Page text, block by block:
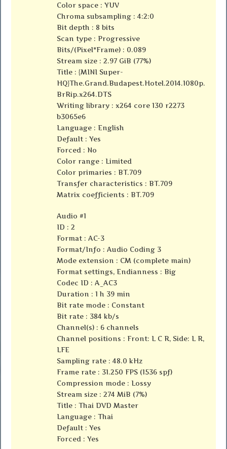
Color space : YUV
Chroma subsampling : 4:2:0
Bit depth : 8 bits
Scan type : Progressive
Bits/(Pixel*Frame) : 0.089
Stream size : 2.97 GiB (77%)
Title : {MINI Super-
HQ}The.Grand.Budapest.Hotel.2014.1080p.
BrRip.x264.DTS
Writing library : x264 core 130 r2273
b3065e6
Language : English
Default : Yes
Forced : No
Color range : Limited
Color primaries : BT.709
Transfer characteristics : BT.709
Matrix coefficients : BT.709
Audio #1
ID : 2
Format : AC-3
Format/Info : Audio Coding 3
Mode extension : CM (complete main)
Format settings, Endianness : Big
Codec ID : A_AC3
Duration : 1 h 39 min
Bit rate mode : Constant
Bit rate : 384 kb/s
Channel(s) : 6 channels
Channel positions : Front: L C R, Side: L R,
LFE
Sampling rate : 48.0 kHz
Frame rate : 31.250 FPS (1536 spf)
Compression mode : Lossy
Stream size : 274 MiB (7%)
Title : Thai DVD Master
Language : Thai
Default : Yes
Forced : Yes